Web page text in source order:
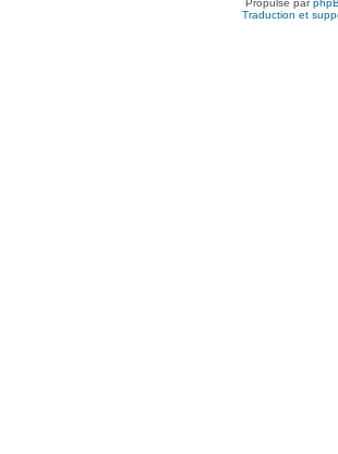
Propulsé par
Traduction et